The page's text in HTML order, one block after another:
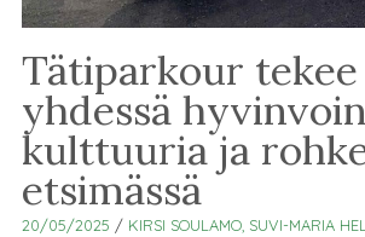
Tätiparkour tekee
yhdessä
kulttuuria ja
etsimässä
20/05/2025 / KIRSI SOULAMO, SUVI-MARIA